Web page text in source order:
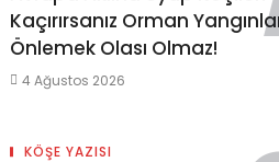
Kaçırırsanız Orman
Önlemek Olası Olmaz!
4 Ağustos 2026
KÖŞE YAZISI